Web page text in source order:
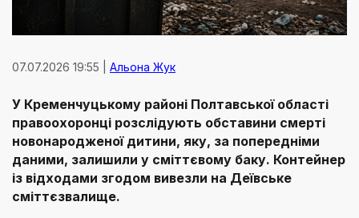
07.07.2026 19:55 | Альона Жук
У Кременчуцькому районі Полтавської області
правоохоронці розслідують обставини смерті
новонародженої дитини, яку, за попередніми
даними, залишили у сміттєвому баку. Контейнер
із відходами згодом вивезли на Деївське
сміттєзвалище.